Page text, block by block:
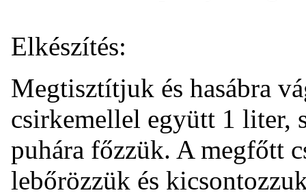
Elkészítés:
Megtisztítjuk és hasábra
csirkemellel együtt 1 liter,
puhára főzzük. A megfőtt
lebőrözzük és